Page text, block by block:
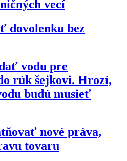
vecí
dovolenku bez
vodu pre
rúk šejkovi. Hrozí,
budú musieť
nové práva,
tovaru